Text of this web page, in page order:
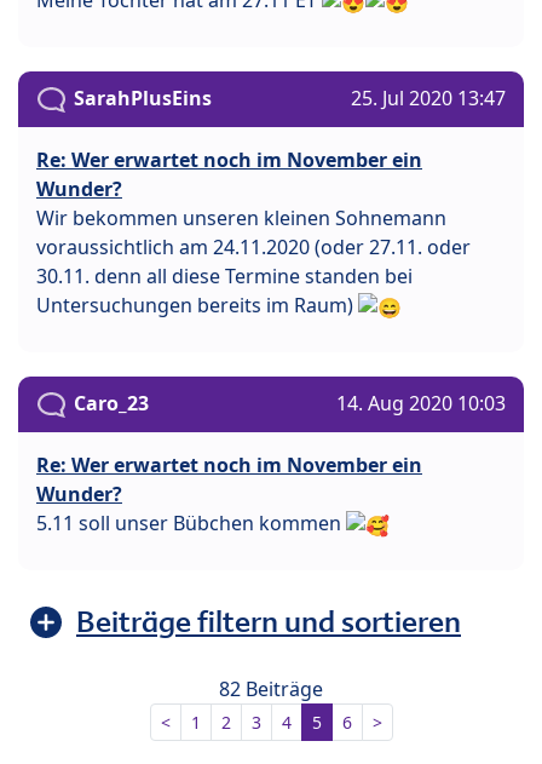
SarahPlusEins 25. Jul 2020 13:47
Re: Wer erwartet noch im November ein
Wunder?
Wir bekommen unseren kleinen Sohnemann
voraussichtlich am 24.11.2020 (oder 27.11. oder
30.11. denn all diese Termine standen bei
Untersuchungen bereits im Raum)
Caro_23 14. Aug 2020 10:03
Re: Wer erwartet noch im November ein
Wunder?
5.11 soll unser Bübchen kommen
Beiträge filtern und sortieren
82 Beiträge
< 1 2 3 4 5 6 >